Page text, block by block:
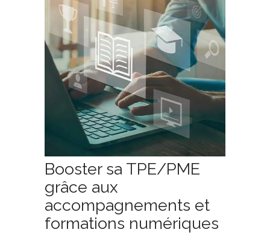
Booster sa TPE/PME
grâce aux
accompagnements et
formations numériques